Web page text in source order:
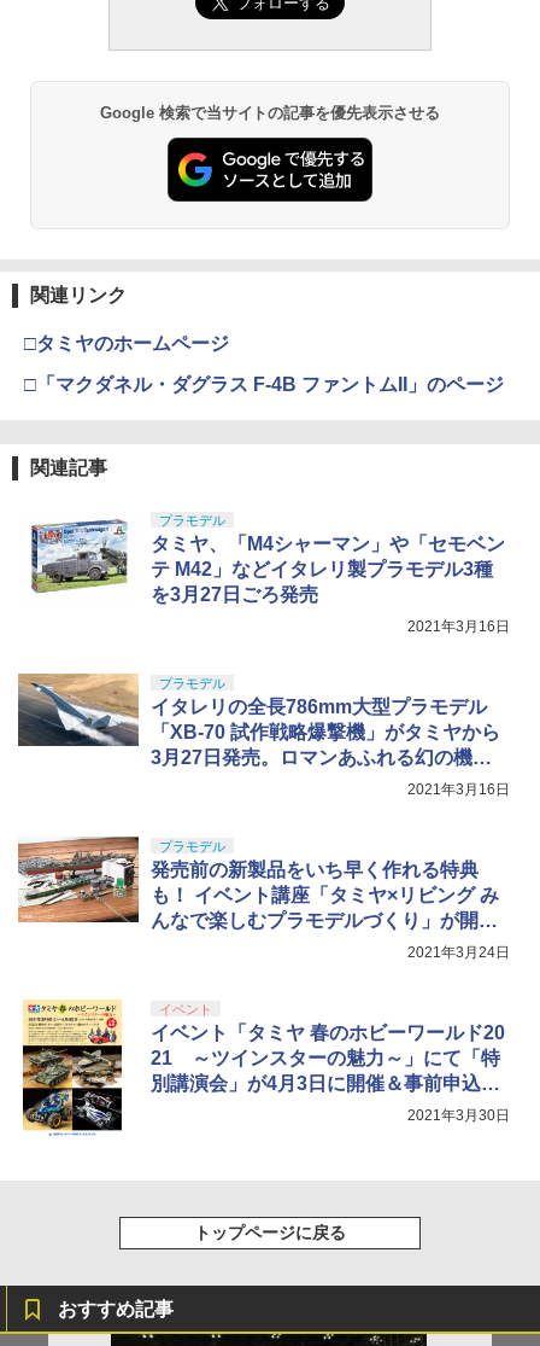
小銃 18歳以上 ガスブローバック
￥240,000
東京マルイ(TOKYO MARUI) No.21 H&K
USP HG 18歳以上エアーHOPハンドガン
￥3,409
4
￥2,666
5
￥3,815
タミヤ クラフトツールシリーズ No.123
先細薄刃ニッパー (ゲートカット用) プラ
モデル用工具 74123
8ml ホビー用仕上材 B603
￥710
型用接着剤 87003
￥184
Google 検索で当サイトの記事を優先表示させる
関連リンク
□タミヤのホームページ
□「マクダネル・ダグラス F-4B ファントムII」のページ
関連記事
プラモデル
タミヤ、「M4シャーマン」や「セモベン
テ M42」などイタレリ製プラモデル3種
を3月27日ごろ発売
2021年3月16日
プラモデル
イタレリの全長786mm大型プラモデル
「XB-70 試作戦略爆撃機」がタミヤから
3月27日発売。ロマンあふれる幻の機体
2021年3月16日
プラモデル
発売前の新製品をいち早く作れる特典
も！ イベント講座「タミヤ×リビング み
んなで楽しむプラモデルづくり」が開催
2021年3月24日
イベント
イベント「タミヤ 春のホビーワールド20
21 ～ツインスターの魅力～」にて「特
別講演会」が4月3日に開催＆事前申込受
2021年3月30日
トップページに戻る
おすすめ記事